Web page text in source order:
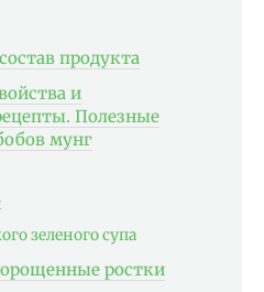
продукта
и
Полезные
мунг
зеленого супа
ростки